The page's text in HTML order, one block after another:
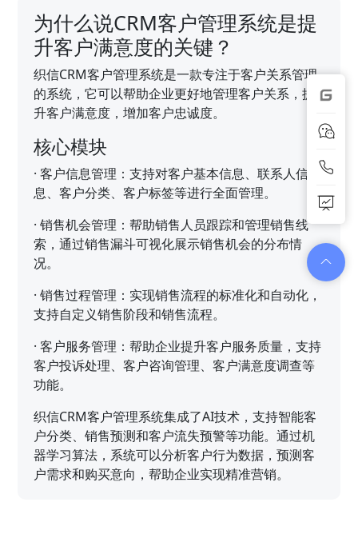
为什么说CRM客户管理系统是提
升客户满意度的关键？
织信CRM客户管理系统是一款专注于客户关系管理
的系统，它可以帮助企业更好地管理客户关系，提
升客户满意度，增加客户忠诚度。
核心模块
·客户信息管理：支持对客户基本信息、联系人信
息、客户分类、客户标签等进行全面管理。
·销售机会管理：帮助销售人员跟踪和管理销售线
索，通过销售漏斗可视化展示销售机会的分布情
况。
·销售过程管理：实现销售流程的标准化和自动化，
支持自定义销售阶段和销售流程。
·客户服务管理：帮助企业提升客户服务质量，支持
客户投诉处理、客户咨询管理、客户满意度调查等
功能。
织信CRM客户管理系统集成了AI技术，支持智能客
户分类、销售预测和客户流失预警等功能。通过机
器学习算法，系统可以分析客户行为数据，预测客
户需求和购买意向，帮助企业实现精准营销。